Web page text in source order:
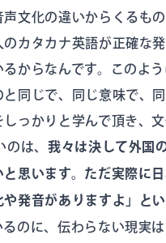
文化の違いからくるも
カタカナ英語が正確な
からなんです。このよ
同じで、同じ意味で、
っかりと学んで頂き、
は、 我々は決して外国
思います。ただ実際に
発音がありますよ」と
のに、伝わらない現実